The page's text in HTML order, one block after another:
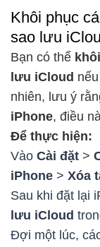
Khôi phục
sao lưu
Bạn có thể
lưu iCloud
nhiên, lưu ý
iPhone, điều
Để thực hiện:
Vào Cài đặt >
iPhone > Xóa
Sau khi đặt lại
lưu iCloud
Đợi một lúc,